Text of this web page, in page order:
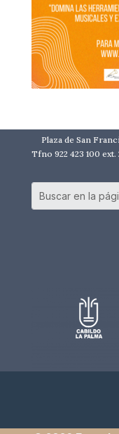
Plaza de San
Tfno 922 423 100